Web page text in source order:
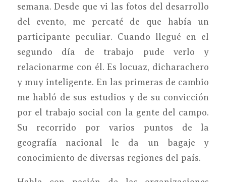
semana. Desde que vi las fotos del desarrollo
del evento, me percaté de que había un
participante peculiar. Cuando llegué en el
segundo día de trabajo pude verlo y
relacionarme con él. Es locuaz, dicharachero
y muy inteligente. En las primeras de cambio
me habló de sus estudios y de su convicción
por el trabajo social con la gente del campo.
Su recorrido por varios puntos de la
geografía nacional le da un bagaje y
conocimiento de diversas regiones del país.